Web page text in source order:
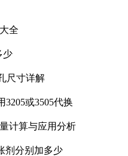
全
少
尺寸详解
3205或3505代换
计算与应用分析
剂分别加多少